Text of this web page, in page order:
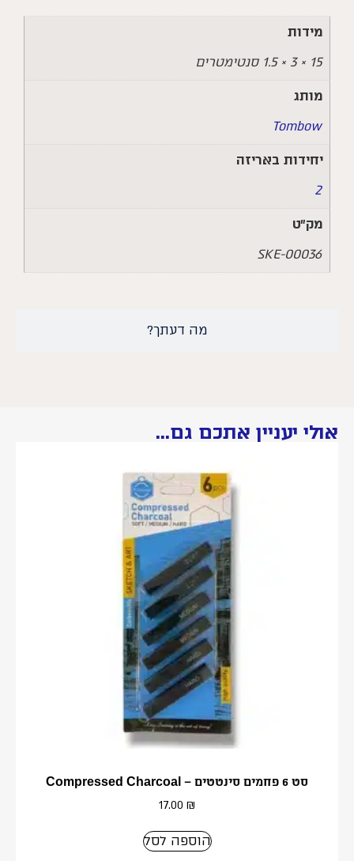
מה דעתך?
מידות
15 × 3 × 1.5 סנטימטרים
מותג
Tombow
יחידות באריזה
2
מק״ט
SKE-00036
אולי יעניין אתכם גם...
סט 6 פחמים סינטטים – Compressed Charcoal
17.00 ₪
הוספה לסל